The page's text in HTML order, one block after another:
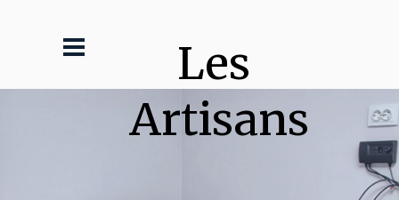
Les
Artisans